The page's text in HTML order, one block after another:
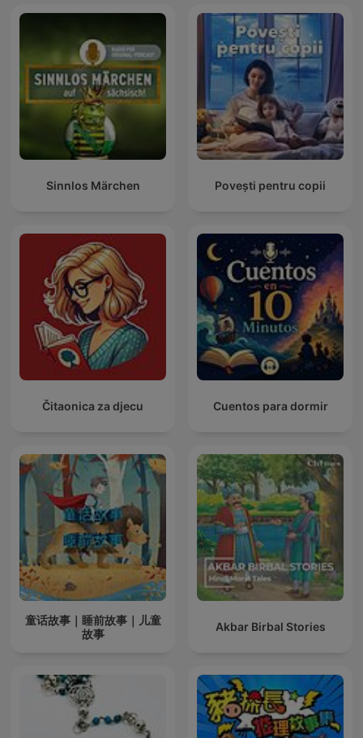
Sinnlos Märchen Povești pentru copii
Čitaonica za djecu Cuentos para dormir
童话故事｜睡前故事｜儿童
故事
Akbar Birbal Stories